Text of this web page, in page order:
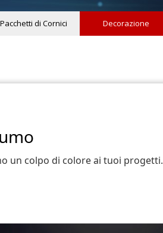
Pacchetti di Cornici Decorazione
un colpo di colore ai tuoi progetti.